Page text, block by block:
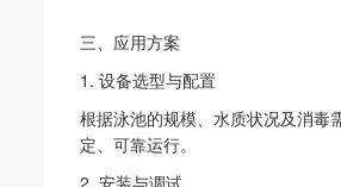
三、应用方案
1. 设备选型与配置
根据泳池的规模、水质状况及消毒
定、可靠运行。
2. 安装与调试